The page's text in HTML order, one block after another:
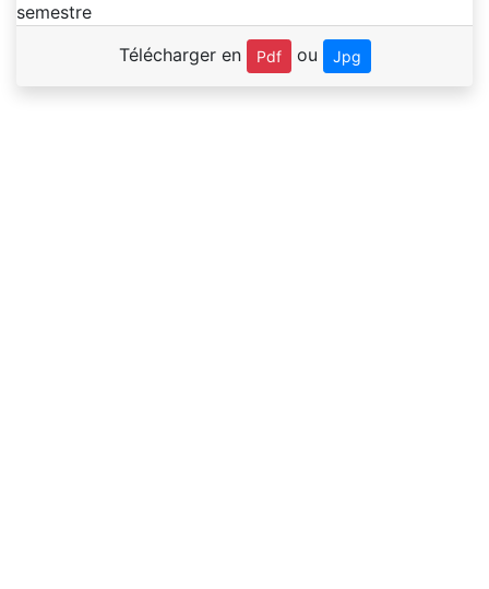
Télécharger en Pdf ou Jpg